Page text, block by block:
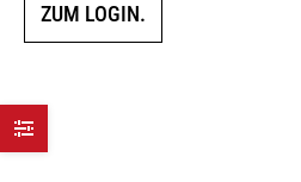
ZUM LOGIN.